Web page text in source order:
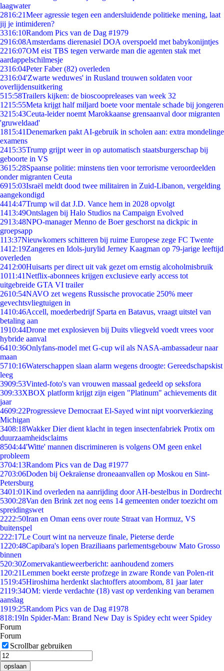
laagwater
2816:21Meer agressie tegen een andersluidende politieke mening, laat
jij je intimideren?
3316:10Random Pics van de Dag #1979
2916:08Amsterdams dierenasiel DOA overspoeld met babykonijntjes
2216:07OM eist TBS tegen verwarde man die agenten stak met
aardappelschilmesje
2316:04Peter Faber (82) overleden
2316:04'Zwarte weduwes' in Rusland trouwen soldaten voor
overlijdensuitkering
515:58Trailers kijken: de bioscoopreleases van week 32
1215:55Meta krijgt half miljard boete voor mentale schade bij jongeren
3215:43Ceuta-leider noemt Marokkaanse grensaanval door migranten
'gruweldaad'
1815:41Denemarken pakt AI-gebruik in scholen aan: extra mondelinge
examens
2415:35Trump grijpt weer in op automatisch staatsburgerschap bij
geboorte in VS
3615:28Spaanse politie: minstens tien voor terrorisme veroordeelden
onder migranten Ceuta
6915:03Israël meldt dood twee militairen in Zuid-Libanon, vergelding
aangekondigd
4414:47Trump wil dat J.D. Vance hem in 2028 opvolgt
1413:49Ontslagen bij Halo Studios na Campaign Evolved
2913:48NPO-manager Menno de Boer geschorst na dickpic in
groepsapp
113:37Nieuwkomers schitteren bij ruime Europese zege FC Twente
1412:19Zangeres en Idols-jurylid Jerney Kaagman op 79-jarige leeftijd
overleden
2412:00Huisarts per direct uit vak gezet om ernstig alcoholmisbruik
1011:41Netflix-abonnees krijgen exclusieve early access tot
uitgebreide GTA VI trailer
2610:54NAVO zet wegens Russische provocatie 250% meer
gevechtsvliegtuigen in
1410:46Accell, moederbedrijf Sparta en Batavus, vraagt uitstel van
betaling aan
1910:44Drone met explosieven bij Duits vliegveld voedt vrees voor
hybride aanval
6410:36Onlyfans-model met G-cup wil als NASA-ambassadeur naar
maan
5710:16Waterschappen slaan alarm wegens droogte: Gereedschapskist
leeg
3909:53Vinted-foto's van vrouwen massaal gedeeld op seksfora
309:33XBOX platform krijgt zijn eigen "Platinum" achievements dit
jaar
4609:22Progressieve Democraat El-Sayed wint nipt voorverkiezing
Michigan
3408:18Wakker Dier dient klacht in tegen insectenfabriek Protix om
duurzaamheidsclaims
8504:44'Witte' mannen discrimineren is volgens OM geen enkel
probleem
3704:13Random Pics van de Dag #1977
2703:06Doden bij Oekraïense droneaanvallen op Moskou en Sint-
Petersburg
3401:01Kind overleden na aanrijding door AH-bestelbus in Dordrecht
5300:28Van den Brink zet nog eens 14 gemeenten onder toezicht om
spreidingswet
2222:50Iran en Oman eens over route Straat van Hormuz, VS
buitenspel
222:17Le Court wint na nerveuze finale, Pieterse derde
1220:48Capibara's lopen Braziliaans parlementsgebouw Mato Grosso
binnen
520:30Zomervakantieweerbericht: aanhoudend zomers
1 20:21Lemmen boekt eerste profzege in zware Ronde van Polen-rit
1519:45Hiroshima herdenkt slachtoffers atoombom, 81 jaar later
2119:34OM: vierde verdachte (18) vast op verdenking van beramen
aanslag
1919:25Random Pics van de Dag #1978
818:19In Spider-Man: Brand New Day is Spidey echt weer Spidey
Forum
Forum
Scrollbar gebruiken
opslaan